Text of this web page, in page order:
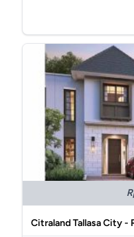
Citraland Tallasa City -